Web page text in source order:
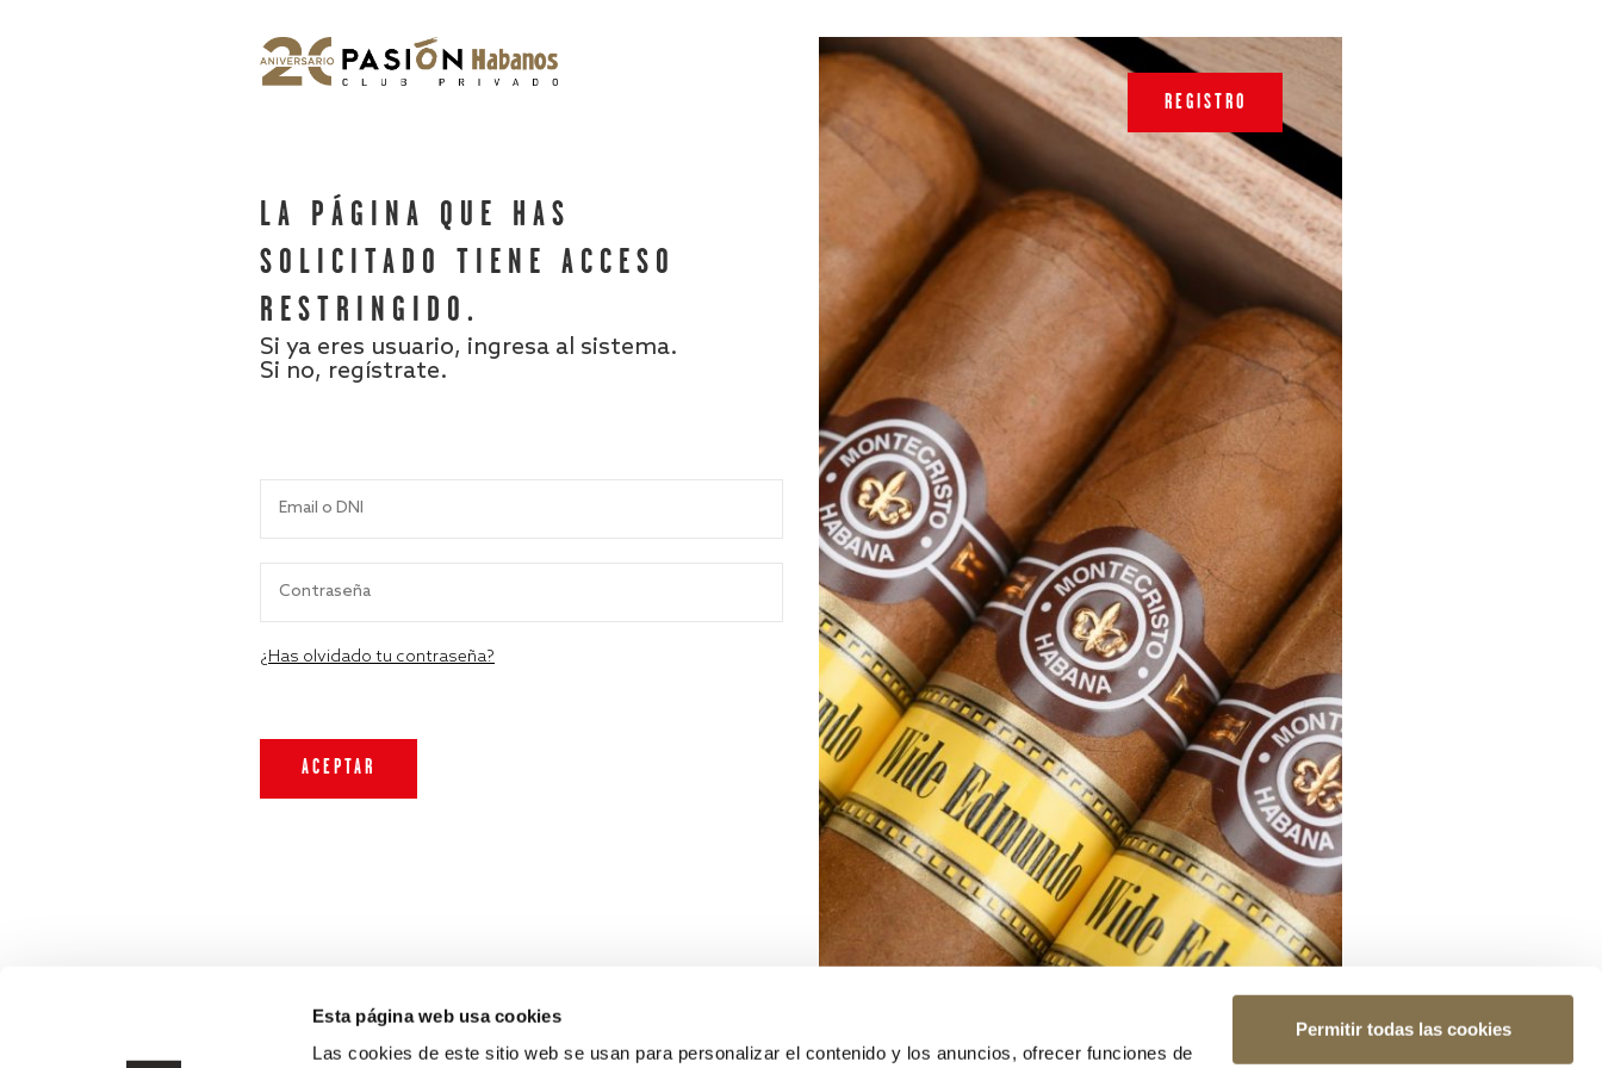
Esta página web usa cookies
Las cookies de este sitio web se usan para personalizar el contenido y los anuncios, ofrecer funciones de
Permitir todas las cookies
LA PÁGINA QUE HAS
SOLICITADO TIENE ACCESO
RESTRINGIDO.
Si ya eres usuario, ingresa al sistema.
Si no, regístrate.
¿Has olvidado tu contraseña?
REGISTRO